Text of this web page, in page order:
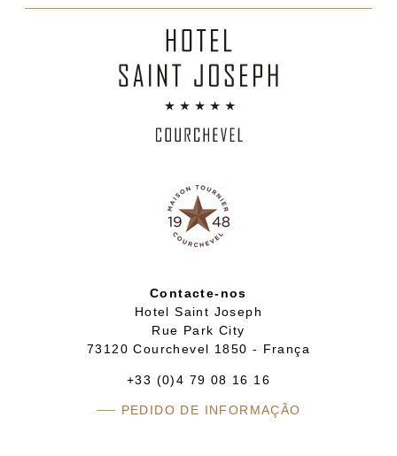
Contacte-nos
Hotel Saint Joseph
Rue Park City
73120 Courchevel 1850 - França
+33 (0)4 79 08 16 16
PEDIDO DE INFORMAÇÃO